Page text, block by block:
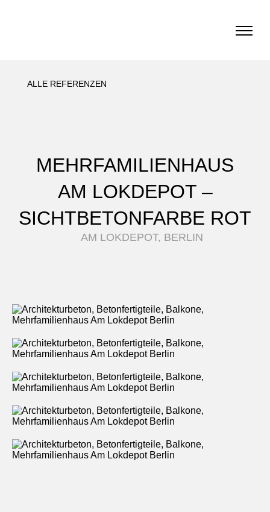
Home
Referenzen Sichtbeton
Über uns
Downloads
MEHRFAMILIENHAUS
AM LOKDEPOT –
SICHTBETONFARBE ROT
AM LOKDEPOT, BERLIN
ALLE REFERENZEN